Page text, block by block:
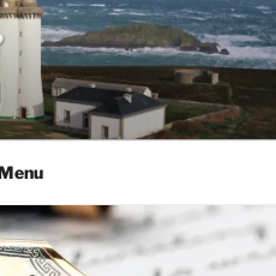
Noire Bretonne